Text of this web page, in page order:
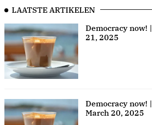
LAATSTE ARTIKELEN
Democracy now!
21, 2025
Democracy now!
March 20, 2025